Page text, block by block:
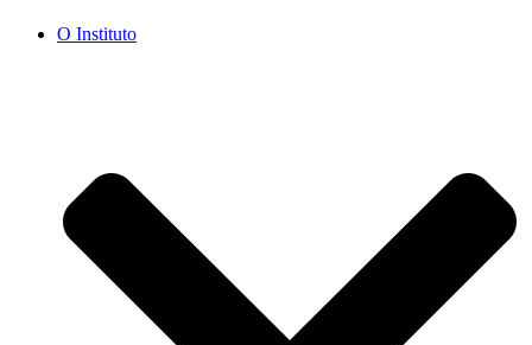
O Instituto